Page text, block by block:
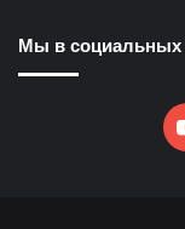
Мы в социальных